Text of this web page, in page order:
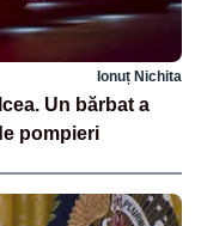
Ionuț Nichita
Un bărbat a
pompieri